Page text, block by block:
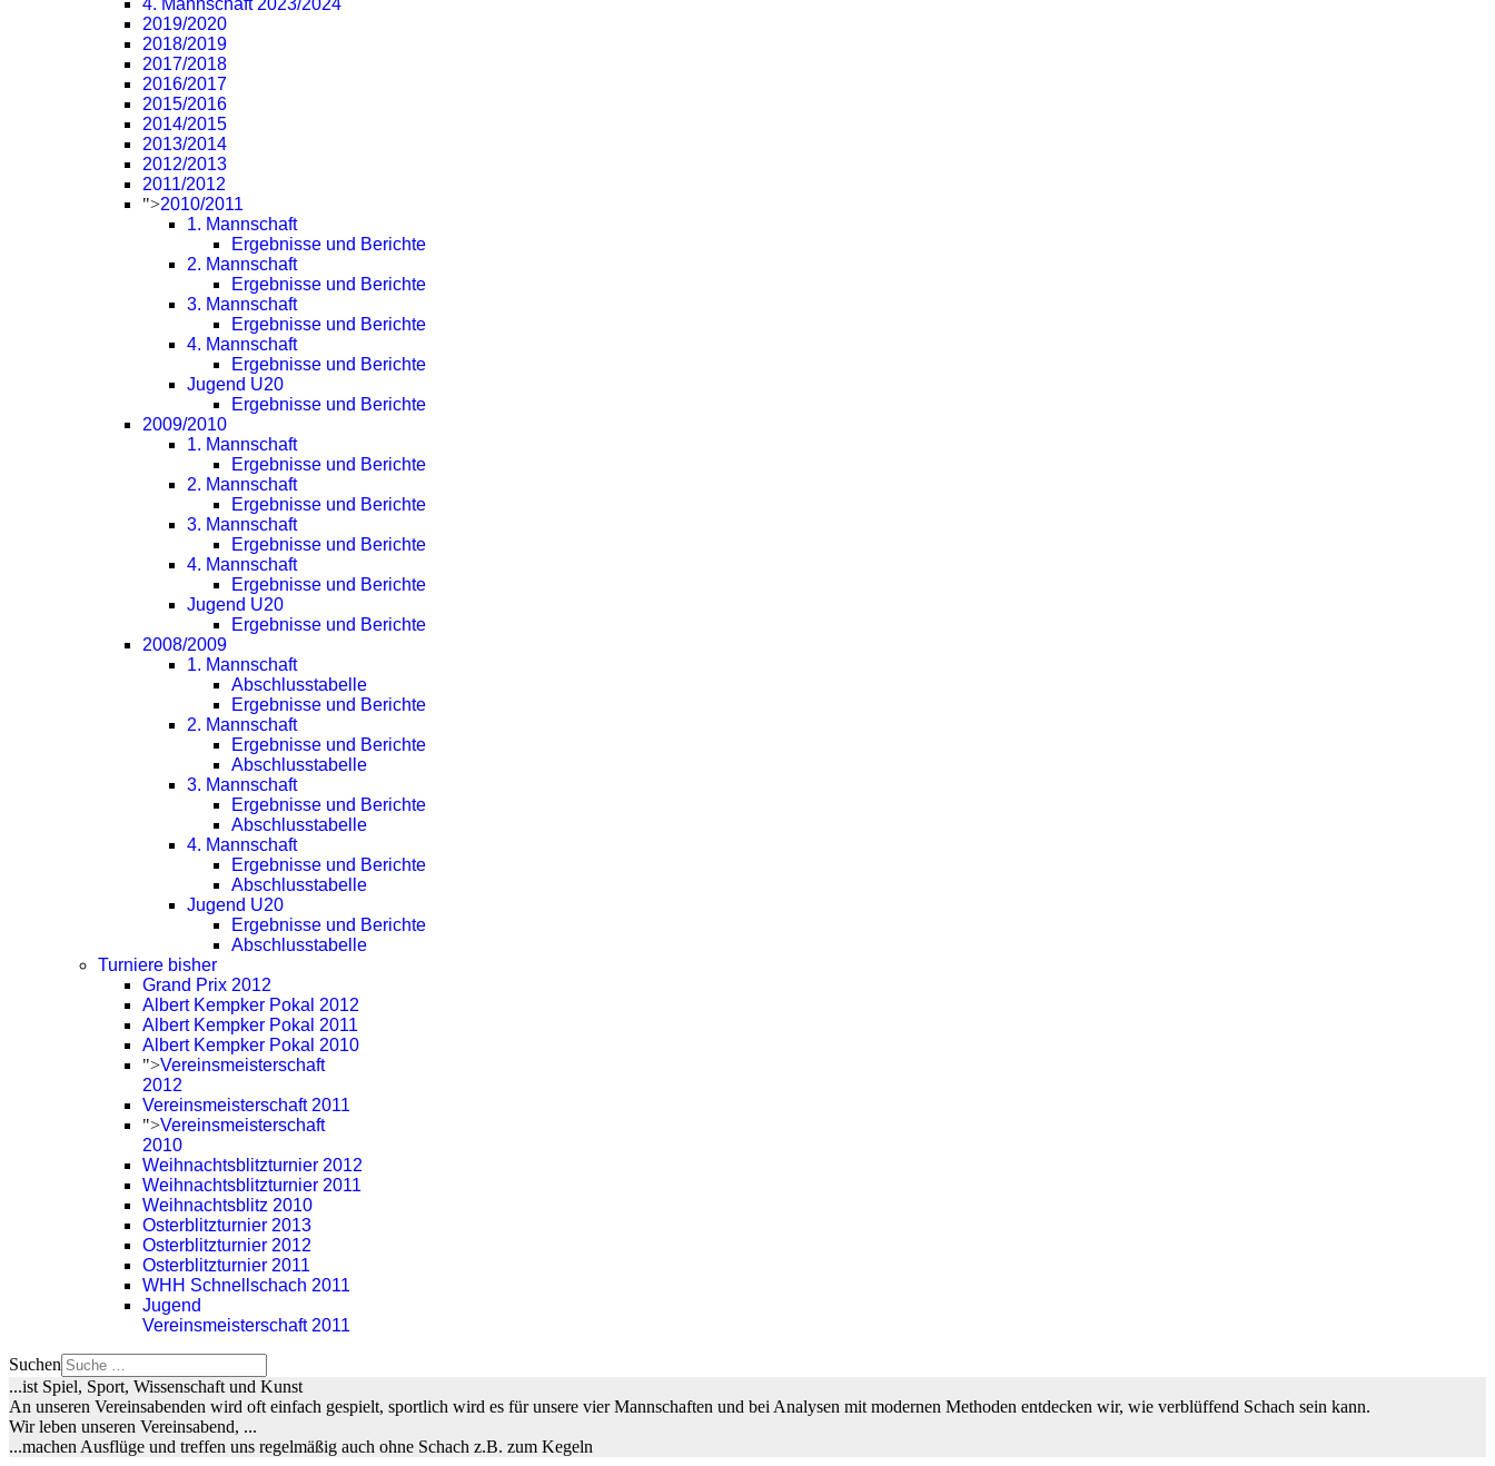
4. Mannschaft 2023/2024
2019/2020
2018/2019
2017/2018
2016/2017
2015/2016
2014/2015
2013/2014
2012/2013
2011/2012
">2010/2011
1. Mannschaft
Ergebnisse und Berichte
2. Mannschaft
Ergebnisse und Berichte
3. Mannschaft
Ergebnisse und Berichte
4. Mannschaft
Ergebnisse und Berichte
Jugend U20
Ergebnisse und Berichte
2009/2010
1. Mannschaft
Ergebnisse und Berichte
2. Mannschaft
Ergebnisse und Berichte
3. Mannschaft
Ergebnisse und Berichte
4. Mannschaft
Ergebnisse und Berichte
Jugend U20
Ergebnisse und Berichte
2008/2009
1. Mannschaft
Abschlusstabelle
Ergebnisse und Berichte
2. Mannschaft
Ergebnisse und Berichte
Abschlusstabelle
3. Mannschaft
Ergebnisse und Berichte
Abschlusstabelle
4. Mannschaft
Ergebnisse und Berichte
Abschlusstabelle
Jugend U20
Ergebnisse und Berichte
Abschlusstabelle
Turniere bisher
Grand Prix 2012
Albert Kempker Pokal 2012
Albert Kempker Pokal 2011
Albert Kempker Pokal 2010
">Vereinsmeisterschaft
2012
Vereinsmeisterschaft 2011
">Vereinsmeisterschaft
2010
Weihnachtsblitzturnier 2012
Weihnachtsblitzturnier 2011
Weihnachtsblitz 2010
Osterblitzturnier 2013
Osterblitzturnier 2012
Osterblitzturnier 2011
WHH Schnellschach 2011
Jugend
Vereinsmeisterschaft 2011
Suchen
...ist Spiel, Sport, Wissenschaft und Kunst
An unseren Vereinsabenden wird oft einfach gespielt, sportlich wird es für unsere vier Mannschaften und bei Analysen mit modernen Methoden entdecken wir, wie verblüffend Schach sein kann.
Wir leben unseren Vereinsabend, ...
...machen Ausflüge und treffen uns regelmäßig auch ohne Schach z.B. zum Kegeln